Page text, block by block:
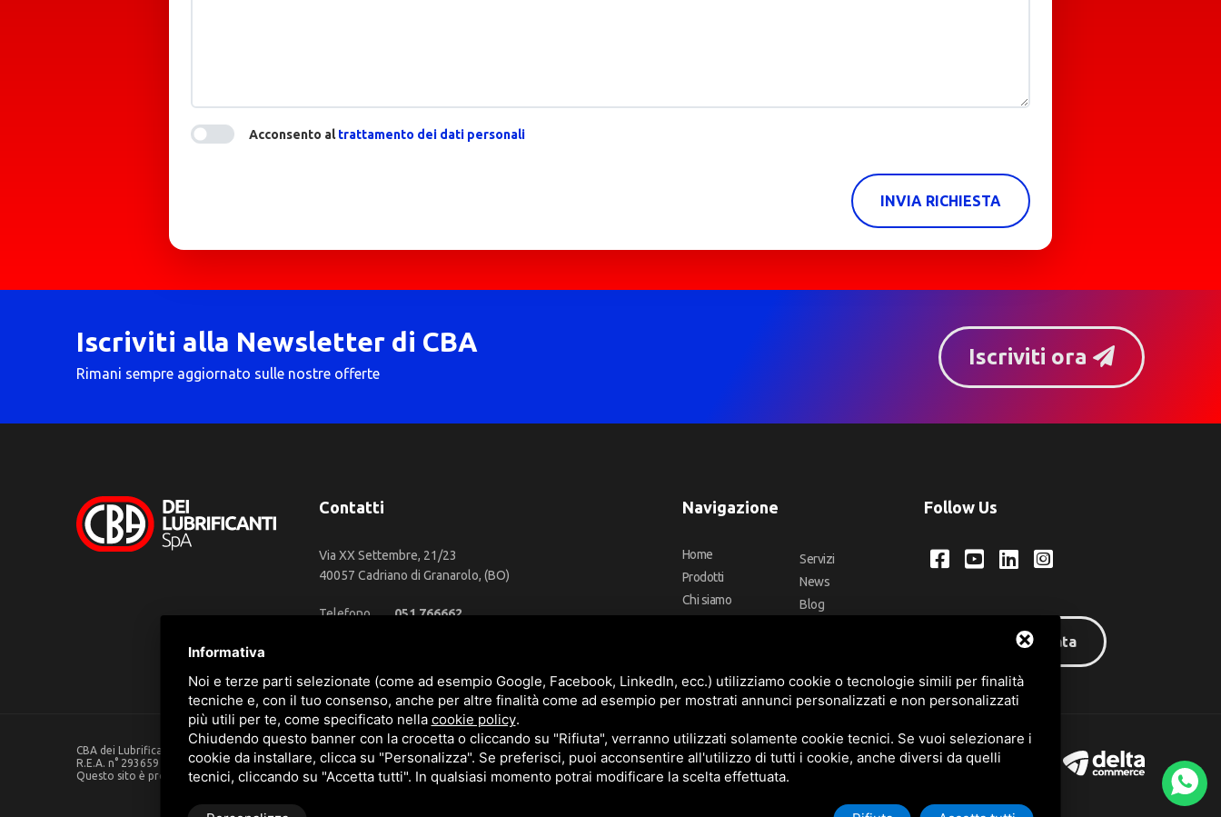
Acconsento altrattamento dei dati personali
INVIA RICHIESTA
Iscriviti alla Newsletter di CBA
Rimani sempre aggiornato sulle nostre offerte
Iscriviti ora
Contatti
Via XX Settembre, 21/23
40057 Cadriano di Granarolo, (BO)
Telefono
051 766662
Navigazione
Home
Prodotti
Chi siamo
Servizi
News
Blog
Follow Us
Area riservata
CBA dei Lubrificanti Spa - P. IVA 00624811204 - Codice fiscale 03472740376
R.E.A. n° 293659 - REG. IMPRESE BO Capitale Sociale €. 120.000 int. versati -Sitemap
Questo sito è protetto da Google reCAPTCHA v3,Privacy Policye Termini di serviziodi Google
Informativa
Noi e terze parti selezionate (come ad esempio Google, Facebook, LinkedIn, ecc.) utilizziamo cookie o tecnologie simili per finalità
tecniche e, con il tuo consenso, anche per altre finalità come ad esempio per mostrati annunci personalizzati e non personalizzati
più utili per te, come specificato nella cookie policy.
Chiudendo questo banner con la crocetta o cliccando su "Rifiuta", verranno utilizzati solamente cookie tecnici. Se vuoi selezionare i
cookie da installare, clicca su "Personalizza". Se preferisci, puoi acconsentire all'utilizzo di tutti i cookie, anche diversi da quelli
tecnici, cliccando su "Accetta tutti". In qualsiasi momento potrai modificare la scelta effettuata.